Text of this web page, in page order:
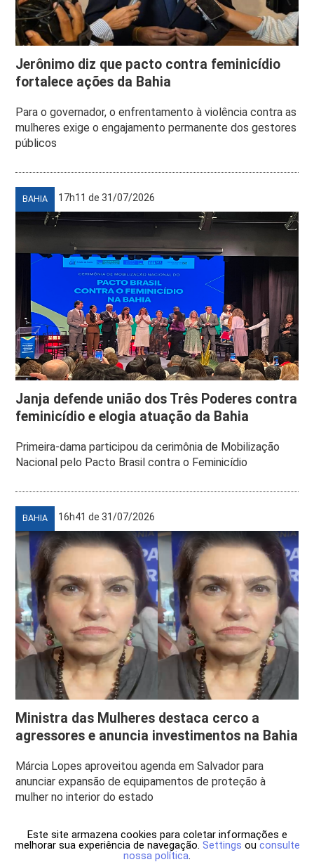
Jerônimo diz que pacto contra feminicídio
fortalece ações da Bahia
Para o governador, o enfrentamento à violência contra as
mulheres exige o engajamento permanente dos gestores
públicos
BAHIA 17h11 de 31/07/2026
Janja defende união dos Três Poderes contra
feminicídio e elogia atuação da Bahia
Primeira-dama participou da cerimônia de Mobilização
Nacional pelo Pacto Brasil contra o Feminicídio
BAHIA 16h41 de 31/07/2026
Ministra das Mulheres destaca cerco a
agressores e anuncia investimentos na Bahia
Márcia Lopes aproveitou agenda em Salvador para
anunciar expansão de equipamentos de proteção à
mulher no interior do estado
Este site armazena cookies para coletar informações e
melhorar sua experiência de navegação. Settings ou consulte
nossa política.